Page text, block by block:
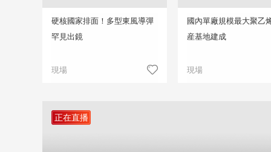
硬核國家排面！多型東風導彈
罕見出鏡
現場
國內單廠規模最大聚乙
産基地建成
現場
正在直播